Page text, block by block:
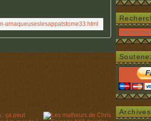
arnaqueuseslesappatstome33.html
Archives